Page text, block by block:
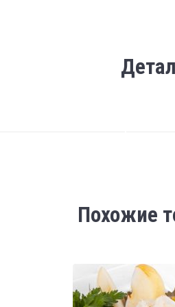
Похожие